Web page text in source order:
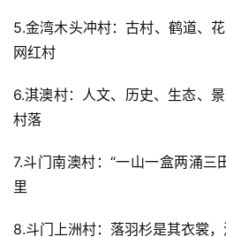
5.金湾木头冲村：古村、鹤道、
网红村
6.淇澳村：人文、历史、生态、
村落
7.斗门南澳村：“一山一盒两涌三
里
8.斗门上洲村：落羽杉是其衣裳